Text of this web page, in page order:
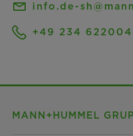
info.de-
+49 234
MANN+HUMMEL